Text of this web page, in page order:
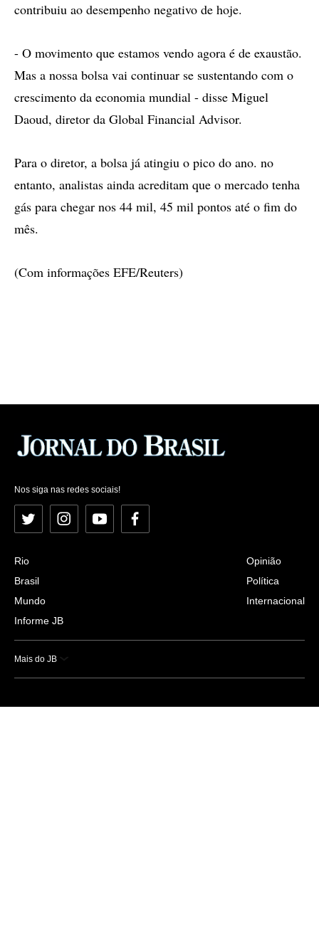
contribuiu ao desempenho negativo de hoje.
- O movimento que estamos vendo agora é de exaustão.
Mas a nossa bolsa vai continuar se sustentando com o
crescimento da economia mundial - disse Miguel
Daoud, diretor da Global Financial Advisor.
Para o diretor, a bolsa já atingiu o pico do ano. no
entanto, analistas ainda acreditam que o mercado tenha
gás para chegar nos 44 mil, 45 mil pontos até o fim do
mês.
(Com informações EFE/Reuters)
Nos siga nas redes sociais!
Twitter InstagramYouTubeFacebook
Rio
Brasil
Mundo
Informe JB
Opinião
Política
Internacional
Mais do JB
Esportes